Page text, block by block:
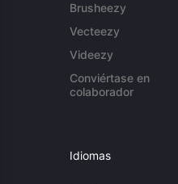
Brusheezy
Vecteezy
Videezy
Conviértase en
colaborador
Idiomas